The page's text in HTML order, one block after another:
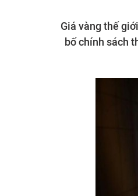
Giá vàng thế
bố chính sách